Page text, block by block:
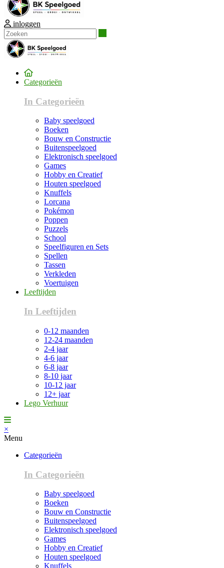
inloggen
Categorieën
In Categorieën
Baby speelgoed
Boeken
Bouw en Constructie
Buitenspeelgoed
Elektronisch speelgoed
Games
Hobby en Creatief
Houten speelgoed
Knuffels
Lorcana
Pokémon
Poppen
Puzzels
School
Speelfiguren en Sets
Spellen
Tassen
Verkleden
Voertuigen
Leeftijden
In Leeftijden
0-12 maanden
12-24 maanden
2-4 jaar
4-6 jaar
6-8 jaar
8-10 jaar
10-12 jaar
12+ jaar
Lego Verhuur
×
Menu
Categorieën
In Categorieën
Baby speelgoed
Boeken
Bouw en Constructie
Buitenspeelgoed
Elektronisch speelgoed
Games
Hobby en Creatief
Houten speelgoed
Knuffels